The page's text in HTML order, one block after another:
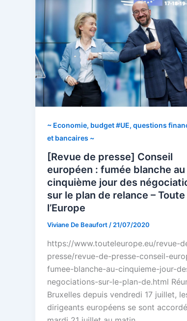
~ Economie, budget #UE, questions
et bancaires ~
[Revue de presse] Conseil
européen : fumée blanche au
cinquième jour des
sur le plan de relance – Toute
l’Europe
Viviane De Beaufort / 21/07/2020
https://www.touteleurope.eu/revue-
presse/revue-de-presse-conseil-
fumee-blanche-au-cinquieme-jour-
negociations-sur-le-plan-de.html
Bruxelles depuis vendredi 17 juillet,
dirigeants européens se sont